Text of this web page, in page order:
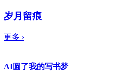
岁月留痕
更多 ›
AI圆了我的写书梦